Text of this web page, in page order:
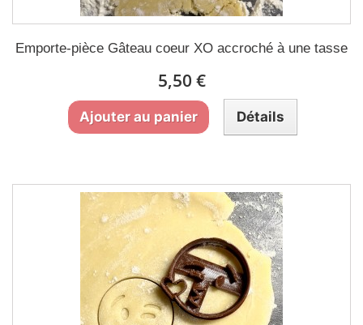
Emporte-pièce Gâteau coeur XO accroché à une tasse
5,50 €
Ajouter au panier Détails